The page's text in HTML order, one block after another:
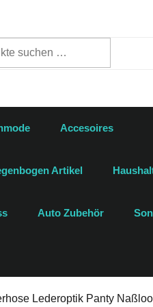
Accesoires
Artikel
Auto Zubehör
Lederoptik Panty